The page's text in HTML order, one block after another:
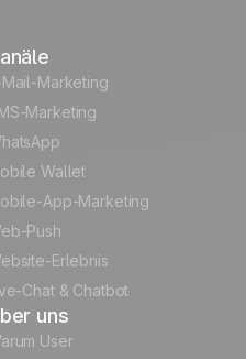
use-case
Mail-Marketing
Marketing
Wallet
App-Marketing
Push
Erlebnis
Chat & Chatbot
uns
User